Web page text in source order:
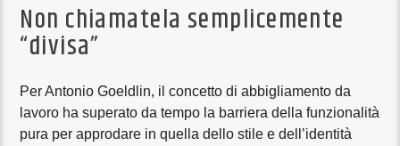
Non chiamatela semplicemente
“divisa”
Per Antonio Goeldlin, il concetto di abbigliamento da
lavoro ha superato da tempo la barriera della funzionalità
pura per approdare in quella dello stile e dell’identità